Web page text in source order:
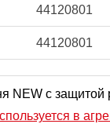
44120801
44120801
NEW с защитой
в